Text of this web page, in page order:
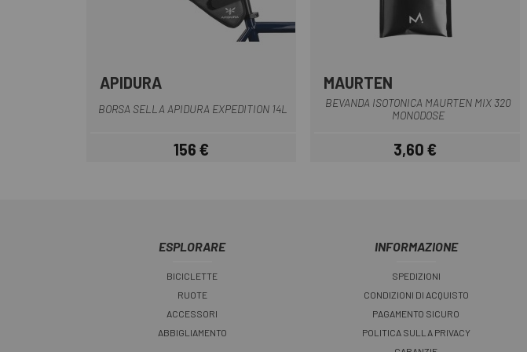
APIDURA
BORSA SELLA APIDURA EXPEDITION 14L
Prezzo
156 €
MAURTEN
BEVANDA ISOTONICA MAURTEN MIX 320
MONODOSE
Prezzo
3,60 €
ESPLORARE
BICICLETTE
RUOTE
ACCESSORI
ABBIGLIAMENTO
INFORMAZIONE
SPEDIZIONI
CONDIZIONI DI ACQUISTO
PAGAMENTO SICURO
POLITICA SULLA PRIVACY